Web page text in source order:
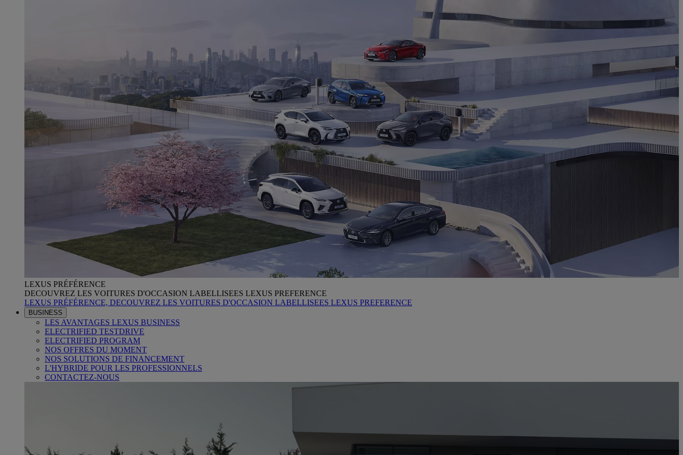
LEXUS PRÉFÉRENCE
DECOUVREZ LES VOITURES D'OCCASION LABELLISEES LEXUS PREFERENCE
LEXUS PRÉFÉRENCE, DECOUVREZ LES VOITURES D'OCCASION LABELLISEES LEXUS PREFERENCE
BUSINESS
LES AVANTAGES LEXUS BUSINESS
ELECTRIFIED TESTDRIVE
ELECTRIFIED PROGRAM
NOS OFFRES DU MOMENT
NOS SOLUTIONS DE FINANCEMENT
L'HYBRIDE POUR LES PROFESSIONNELS
CONTACTEZ-NOUS